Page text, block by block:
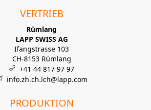
VERTRIEB
Rümlang
LAPP SWISS AG
Ifangstrasse 103
CH-8153 Rümlang
+41 44 817 97 97
info.zh.ch.lch@lapp.com
PRODUKTION